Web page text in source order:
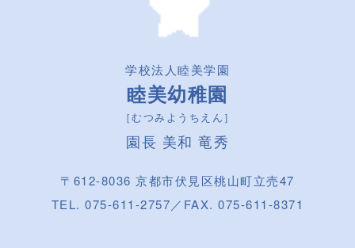
学校法人睦美学園
睦美幼稚園
［むつみようちえん］
園長 美和 竜秀
〒612-8036 京都市伏見区桃山町立売47
TEL. 075-611-2757／FAX. 075-611-8371